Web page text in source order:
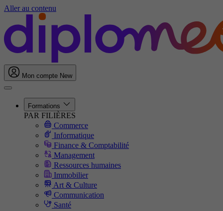
Aller au contenu
Mon compte New
Formations
PAR FILIÈRES
Commerce
Informatique
Finance & Comptabilité
Management
Ressources humaines
Immobilier
Art & Culture
Communication
Santé